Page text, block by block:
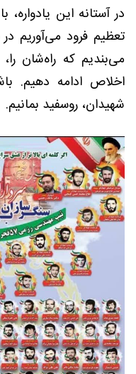
در آستانه این یادواره،
تعظیم فرود می‌آوریم
می‌بندیم که راه‌شان
اخلاص ادامه دهیم.
شهیدان، روسفید بمانیم.